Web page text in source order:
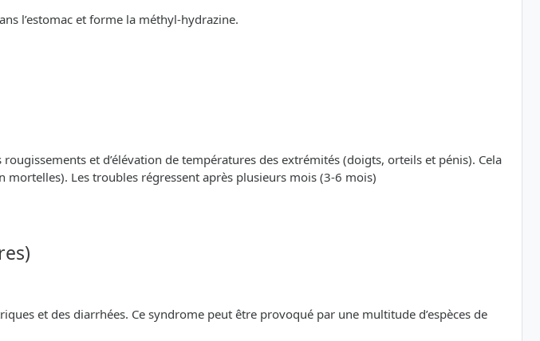
l’estomac et forme la méthyl-hydrazine.
et d’élévation de températures des extrémités (doigts, orteils et pénis). Cela
Les troubles régressent après plusieurs mois (3-6 mois)
et des diarrhées. Ce syndrome peut être provoqué par une multitude d’espèces de